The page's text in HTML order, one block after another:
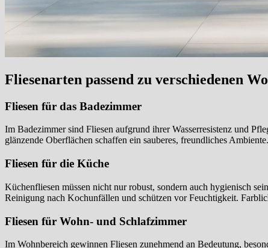
Fliesenarten passend zu verschiedenen
Fliesen für das Badezimmer
Im Badezimmer sind Fliesen aufgrund ihrer Wasserresistenz und
glänzende Oberflächen schaffen ein sauberes, freundliches
Fliesen für die Küche
Küchenfliesen müssen nicht nur robust, sondern auch hygienisch
Reinigung nach Kochunfällen und schützen vor Feuchtigkeit.
Fliesen für Wohn- und Schlafzimmer
Im Wohnbereich gewinnen Fliesen zunehmend an Bedeutung,